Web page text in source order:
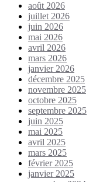
août 2026
juillet 2026
juin 2026
mai 2026
avril 2026
mars 2026
janvier 2026
décembre 2025
novembre 2025
octobre 2025
septembre 2025
juin 2025
mai 2025
avril 2025
mars 2025
février 2025
janvier 2025